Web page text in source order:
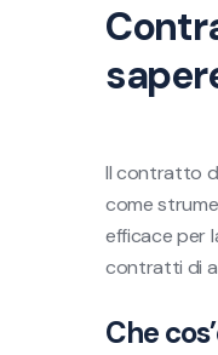
Il contratto
come
efficace per
contratti di
Che